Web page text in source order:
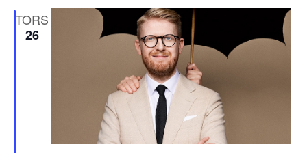
TORS
26